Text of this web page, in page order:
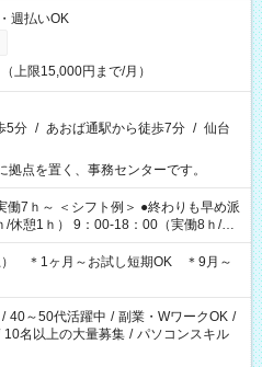
週払いOK
上限15,000円まで/月）
5分 / あおば通駅から徒歩7分 / 仙台
拠点を置く、事務センターです。
終わりも早め派
休憩1ｈ） 9：00-18：00（実働8ｈ/休
/休憩1ｈ） ●朝ゆっくり派
/休憩1ｈ） 12：00-20：00（実働7ｈ/
（実働8ｈ/休憩1ｈ） 13：00-22：
00（実働8ｈ/休憩1ｈ） ＊時間帯固定OK
） ＊1ヶ月～お試し短期OK ＊9月～
/ 40～50代活躍中 / 副業・WワークOK /
10名以上の大量募集 / パソコンスキル